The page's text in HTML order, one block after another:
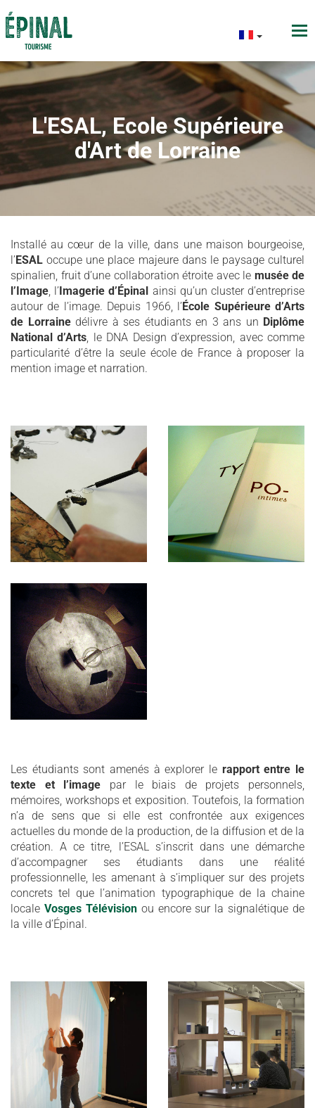
L'ESAL, Ecole Supérieure
d'Art de Lorraine
Installé au cœur de la ville, dans une maison bourgeoise,
l’ESAL occupe une place majeure dans le paysage culturel
spinalien, fruit d’une collaboration étroite avec le musée de
l’Image, l’Imagerie d’Épinal ainsi qu’un cluster d’entreprise
autour de l’image. Depuis 1966, l’École Supérieure d’Arts
de Lorrainedélivre à ses étudiants en 3 ans un Diplôme
National d’Arts, le DNA Design d’expression, avec comme
particularité d’être la seule école de France à proposer la
mention image et narration.
Les étudiants sont amenés à explorer le rapport entre le
texte et l’image par le biais de projets personnels,
mémoires, workshops et exposition. Toutefois, la formation
n’a de sens que si elle est confrontée aux exigences
actuelles du monde de la production, de la diffusion et de la
création. A ce titre, l’ESAL s’inscrit dans une démarche
d’accompagner ses étudiants dans une réalité
professionnelle, les amenant à s’impliquer sur des projets
concrets tel que l’animation typographique de la chaine
locale Vosges Télévision ou encore sur la signalétique de
la ville d’Épinal.